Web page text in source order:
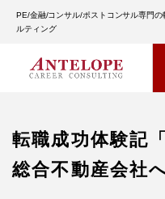
PE/金融/コンサル/ポストコンサル専門
ルティング
転職成功体験記
総合不動産会社へ